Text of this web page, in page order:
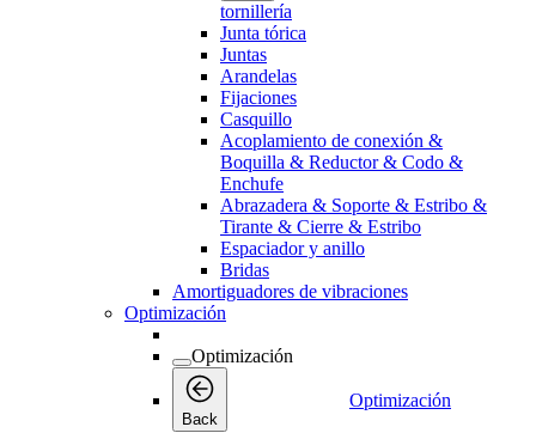
tornillería
Junta tórica
Juntas
Arandelas
Fijaciones
Casquillo
Acoplamiento de conexión &
Boquilla & Reductor & Codo &
Enchufe
Abrazadera & Soporte & Estribo &
Tirante & Cierre & Estribo
Espaciador y anillo
Bridas
Amortiguadores de vibraciones
Optimización
Optimización
Back
Optimización